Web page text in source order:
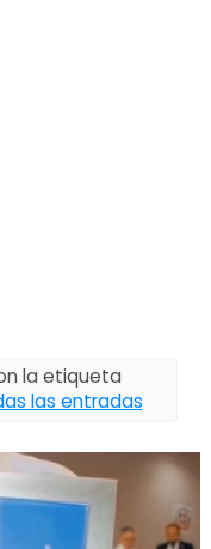
la etiqueta
las entradas